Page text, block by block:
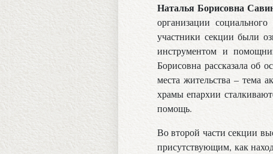
Наталья Борисовна
организации
участники секции были
инструментом и
Борисовна рассказала об
места жительства – тема
храмы епархии
помощь.
Во второй части секции
присутствующим, как